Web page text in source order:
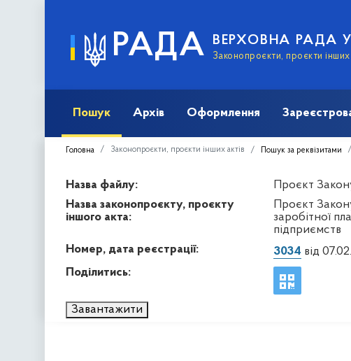
РАДА ВЕРХОВНА РАДА
Законопроєкти, проєкти інших
Пошук Архів Оформлення
Головна Законопроєкти, проєкти інших актів Пошук за реквізитами
Назва файлу:
Проєкт
Назва законопроєкту, проєкту
іншого акта:
Проєкт
заробітної
підприємств
Номер, дата реєстрації:
3034 від
Поділитись:
Завантажити